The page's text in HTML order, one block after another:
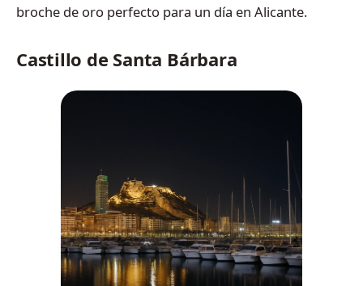
broche de oro perfecto para un día en Alicante.
Castillo de Santa Bárbara